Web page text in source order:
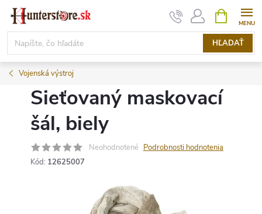
Prejsť
obsah
HĽADAŤ
KOŠÍK
Vojenská výstroj
Sieťovaný maskovací
šál, biely
Neohodnotené Podrobnosti hodnotenia
Kód: 12625007